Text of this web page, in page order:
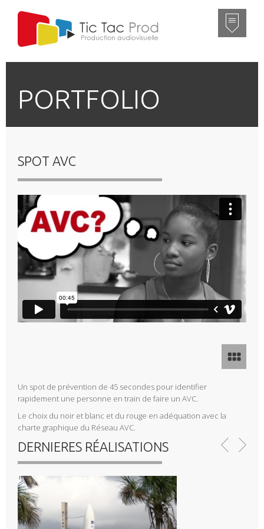
PORTFOLIO
SPOT AVC
Un spot de prévention de 45 secondes pour identifier
rapidement une personne en train de faire un AVC.
Le choix du noir et blanc et du rouge en adéquation avec la
charte graphique du Réseau AVC.
DERNIERES RÉALISATIONS